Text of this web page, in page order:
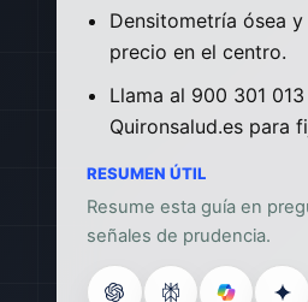
Densitometría ósea
precio en el centro.
Llama al 900 301
Quironsalud.es para
RESUMEN ÚTIL
Resume esta guía en
señales de prudencia.